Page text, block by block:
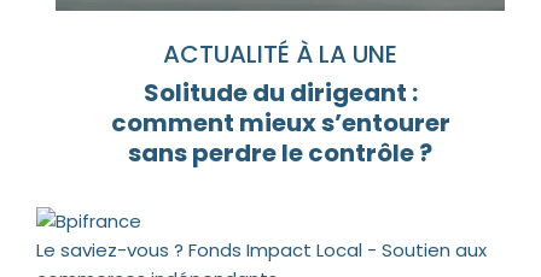
ACTUALITÉ À LA UNE
Solitude du dirigeant :
comment mieux s’entourer
sans perdre le contrôle ?
Le saviez-vous ? Fonds Impact Local - Soutien aux